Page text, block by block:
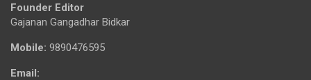
Founder Editor
Gajanan Gangadhar Bidkar
Mobile: 9890476595
Email: